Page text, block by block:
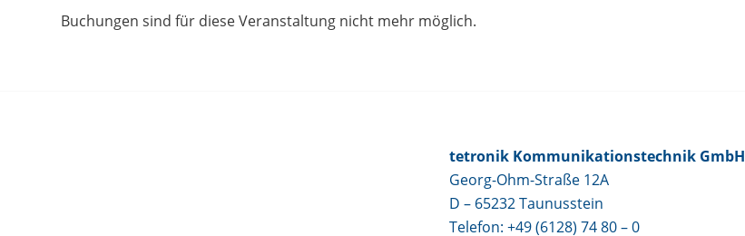
Buchungen sind für diese Veranstaltung nicht mehr möglich.
tetronik Kommunikationstechnik GmbH
Georg-Ohm-Straße 12A
D – 65232 Taunusstein
Telefon: +49 (6128) 74 80 – 0